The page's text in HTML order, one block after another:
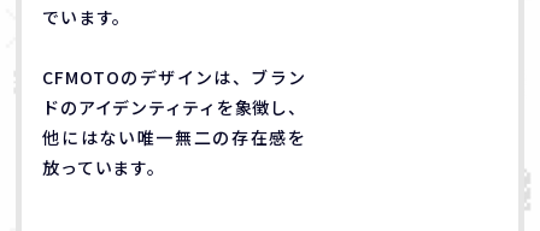
でいます。
CFMOTOのデザインは、ブラン
ドのアイデンティティを象徴し、
他にはない唯一無二の存在感を
放っています。